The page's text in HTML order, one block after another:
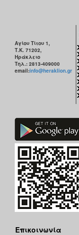
Αγίου Τίτου 1,
Τ.Κ. 71202,
Ηράκλειο
Τηλ.: 2813-409000
email:info@heraklion.gr
Επικοινωνία